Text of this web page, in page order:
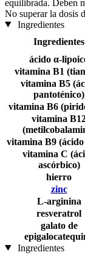
equilibrada. Deben
No superar la dosis
Ingredientes
Ingredientes
ácido α-
vitamina B1
vitamina B5
pantoténico)
vitamina B6
vitamina
vitamina B9
vitamina C
ascórbico)
hierro
zinc
L-arginina
resveratrol
galato de
Ingredientes